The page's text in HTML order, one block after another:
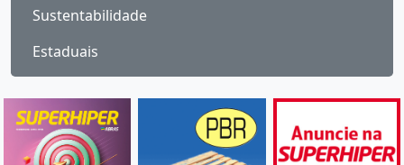
Sustentabilidade
Estaduais